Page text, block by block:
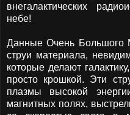
внегалактических
небе!
Данные Очень Большого
струи материала,
которые делают
просто крошкой. Эти
плазмы высокой
магнитных полях,